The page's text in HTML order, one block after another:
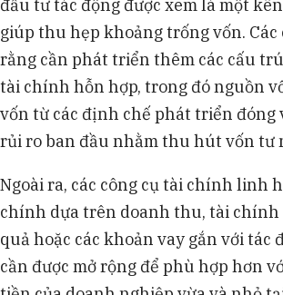
đầu tư tác động được xem là một
giúp thu hẹp khoảng trống vốn. Các
rằng cần phát triển thêm các cấu
tài chính hỗn hợp, trong đó nguồn
vốn từ các định chế phát triển đóng
rủi ro ban đầu nhằm thu hút vốn tư
Ngoài ra, các công cụ tài chính linh
chính dựa trên doanh thu, tài
quả hoặc các khoản vay gắn với tác
cần được mở rộng để phù hợp hơn